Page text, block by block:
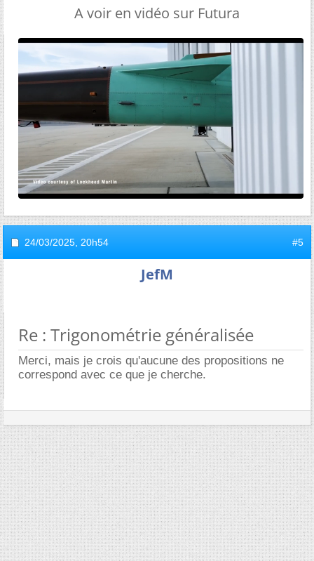
A voir en vidéo sur Futura
24/03/2025, 20h54 #5
JefM
Re : Trigonométrie généralisée
Merci, mais je crois qu'aucune des propositions ne
correspond avec ce que je cherche.